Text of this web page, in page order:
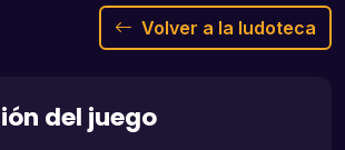
Volver a la ludoteca
del juego